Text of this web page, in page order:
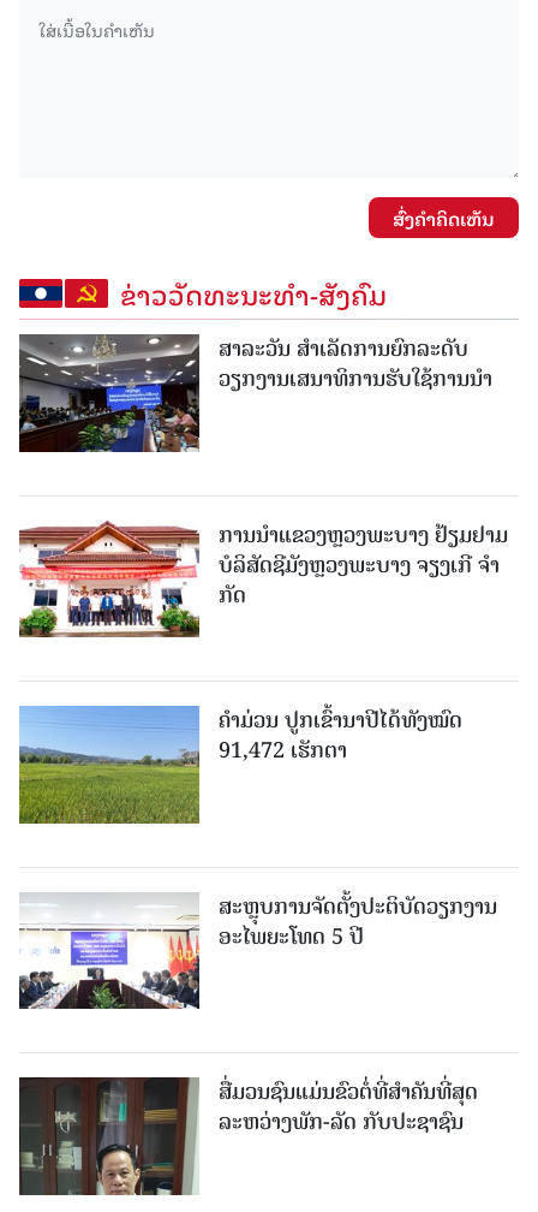
ສົ່ງຄໍາຄິດເຫັນ
ຂ່າວວັດທະນະທຳ-ສັງຄົມ
ສາລະວັນ ສໍາເລັດການຍົກລະດັບ
ວຽກງານເສນາທິການຮັບໃຊ້ການນໍາ
ການນຳແຂວງຫຼວງພະບາງ ຢ້ຽມ​ຢາມ
ບໍ​ລິ​ສັດຊີມັງຫຼວງພະບາງ ຈຽງເກີ ຈໍາ
ກັດ
ຄໍາມ່ວນ ປູກເຂົ້ານາປີໄດ້ທັງໝົດ
91,472 ເຮັກຕາ
ສະຫຼຸບການຈັດຕັ້ງປະຕິບັດວຽກງານ
ອະໄພຍະໂທດ 5 ປີ
ສື່ມວນຊົນແມ່ນຂົວຕໍ່ທີ່ສໍາຄັນທີ່ສຸດ
ລະຫວ່າງພັກ-ລັດ ກັບປະຊາຊົນ